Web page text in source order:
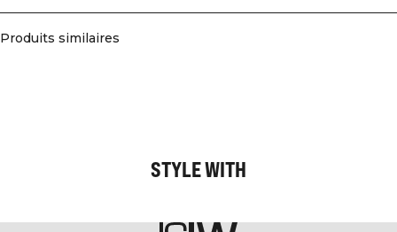
recyclé, 8% élasthanne.
Produits similaires
STYLE WITH